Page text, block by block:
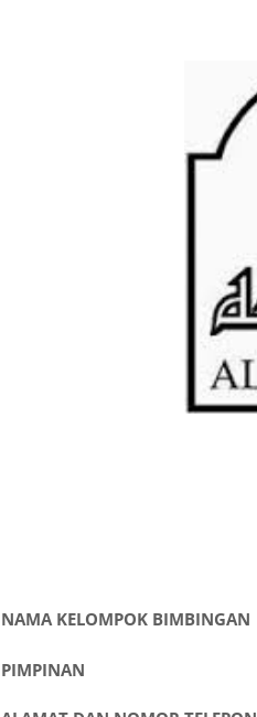
NAMA KELOMPOK BIMBINGAN
PIMPINAN